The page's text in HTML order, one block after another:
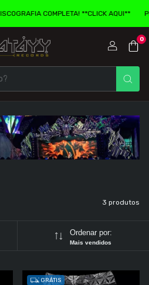
COMPLETA! **CLICK AQUI**
0
3 produtos
Ordenar por:
Mais vendidos
GRÁTIS